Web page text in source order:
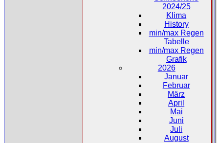
2024/25
Klima
History
min/max Regen
Tabelle
min/max Regen
Grafik
2026
Januar
Februar
März
April
Mai
Juni
Juli
August